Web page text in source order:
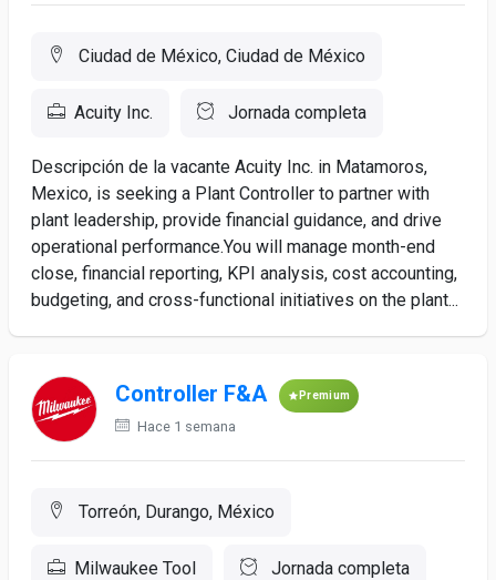
Ciudad de México, Ciudad de México
Acuity Inc. Jornada completa
Descripción de la vacante Acuity Inc. in Matamoros,
Mexico, is seeking a Plant Controller to partner with
plant leadership, provide financial guidance, and drive
operational performance.You will manage month-end
close, financial reporting, KPI analysis, cost accounting,
budgeting, and cross-functional initiatives on the plant...
Controller F&A Premium
Hace 1 semana
Torreón, Durango, México
Milwaukee Tool Jornada completa